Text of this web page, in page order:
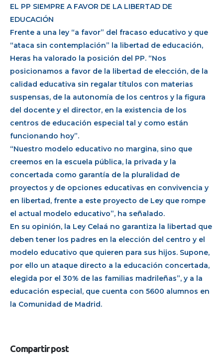
EL PP SIEMPRE A FAVOR DE LA LIBERTAD DE
EDUCACIÓN
Frente a una ley “a favor” del fracaso educativo y que
“ataca sin contemplación” la libertad de educación,
Heras ha valorado la posición del PP. “Nos
posicionamos a favor de la libertad de elección, de la
calidad educativa sin regalar títulos con materias
suspensas, de la autonomía de los centros y la figura
del docente y el director, en la existencia de los
centros de educación especial tal y como están
funcionando hoy”.
“Nuestro modelo educativo no margina, sino que
creemos en la escuela pública, la privada y la
concertada como garantía de la pluralidad de
proyectos y de opciones educativas en convivencia y
en libertad, frente a este proyecto de Ley que rompe
el actual modelo educativo”, ha señalado.
En su opinión, la Ley Celaá no garantiza la libertad que
deben tener los padres en la elección del centro y el
modelo educativo que quieren para sus hijos. Supone,
por ello un ataque directo a la educación concertada,
elegida por el 30% de las familias madrileñas”, y a la
educación especial, que cuenta con 5600 alumnos en
la Comunidad de Madrid.
Compartir post